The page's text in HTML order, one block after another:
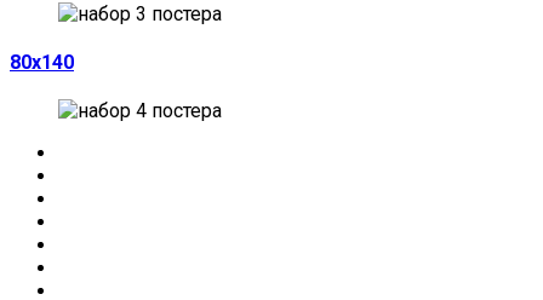
80х140